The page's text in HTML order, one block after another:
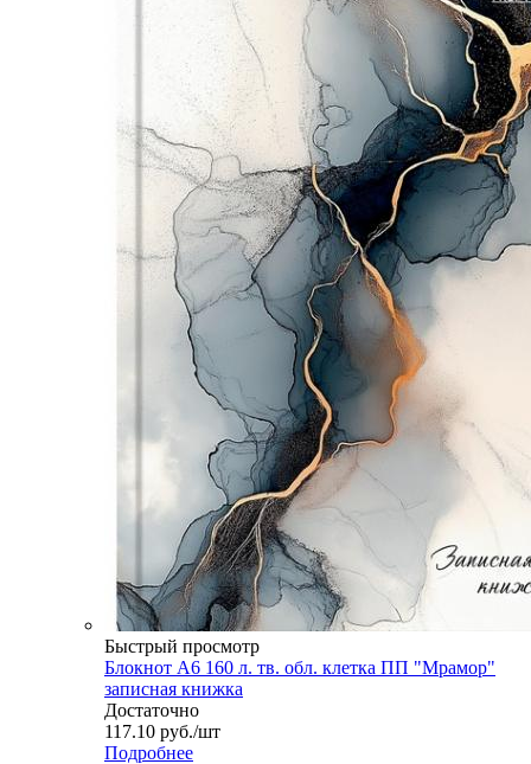
Быстрый просмотр
Блокнот А6 160 л. тв. обл. клетка ПП "Мрамор"
записная книжка
Достаточно
117.10 руб./шт
Подробнее